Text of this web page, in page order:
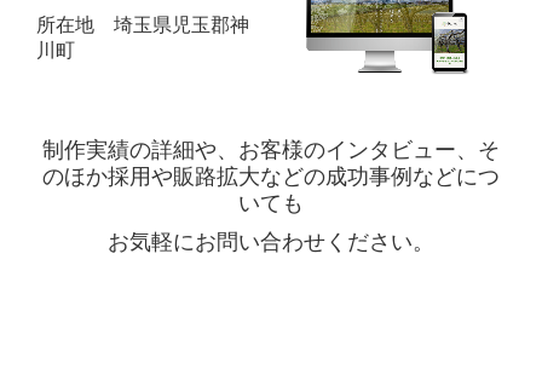
所在地 埼玉県児玉郡神
川町
制作実績の詳細や、お客様のインタビュー、そ
のほか採用や販路拡大などの成功事例などにつ
いても
お気軽にお問い合わせください。